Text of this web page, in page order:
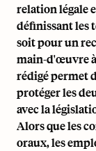
relation légale
définissant les
soit pour un
main-d'œuvre
rédigé permet
protéger les
avec la
Alors que les
oraux, les